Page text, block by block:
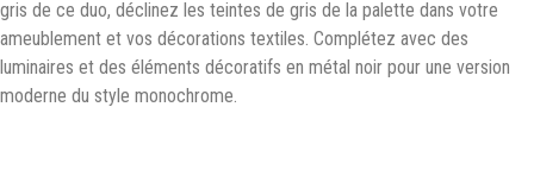
gris de ce duo, déclinez les teintes de gris de la palette dans votre
ameublement et vos décorations textiles. Complétez avec des
luminaires et des éléments décoratifs en métal noir pour une version
moderne du style monochrome.